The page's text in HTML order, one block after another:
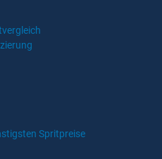
Spritpreise